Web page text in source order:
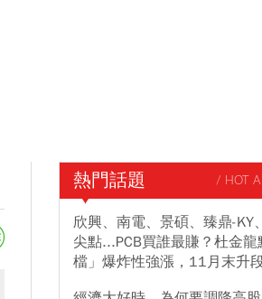
熱門話題 / HOT
欣興、南電、景碩、臻鼎-KY
尖點...PCB買誰最賺？杜金龍
檔」爆炸性強漲，11月末升